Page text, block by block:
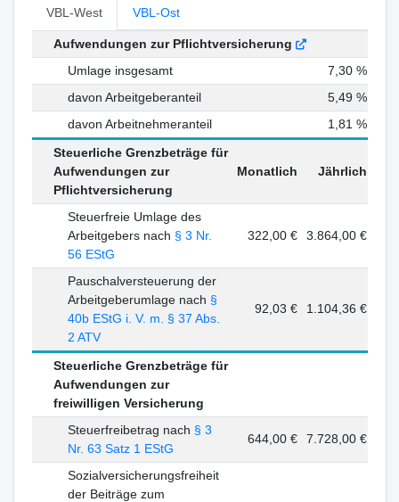
VBL-West VBL-Ost
Aufwendungen zur Pflichtversicherung
Umlage insgesamt
7,30 %
davon Arbeitgeberanteil
5,49 %
davon Arbeitnehmeranteil
1,81 %
Steuerliche Grenzbeträge für
Aufwendungen zur
Pflichtversicherung
Monatlich Jährlich
Steuerfreie Umlage des
Arbeitgebers nach § 3 Nr.
56 EStG
322,00 € 3.864,00 €
Pauschalversteuerung der
Arbeitgeberumlage nach §
40b EStG i. V. m. § 37 Abs.
2 ATV
92,03 € 1.104,36 €
Steuerliche Grenzbeträge für
Aufwendungen zur
freiwilligen Versicherung
Steuerfreibetrag nach § 3
Nr. 63 Satz 1 EStG
644,00 € 7.728,00 €
Sozialversicherungsfreiheit
der Beiträge zum